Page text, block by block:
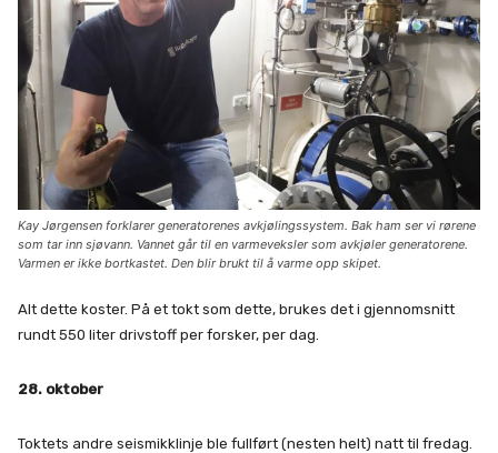
Kay Jørgensen forklarer generatorenes avkjølingssystem. Bak ham ser vi rørene
som tar inn sjøvann. Vannet går til en varmeveksler som avkjøler generatorene.
Varmen er ikke bortkastet. Den blir brukt til å varme opp skipet.
Alt dette koster. På et tokt som dette, brukes det i gjennomsnitt
rundt 550 liter drivstoff per forsker, per dag.
28. oktober
Toktets andre seismikklinje ble fullført (nesten helt) natt til fredag.